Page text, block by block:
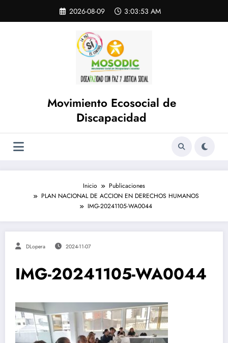
contenido
2026-08-09 3:03:53 AM
Movimiento Ecosocial de
Discapacidad
Inicio
Publicaciones
PLAN NACIONAL DE ACCION EN DERECHOS HUMANOS
IMG-20241105-WA0044
DLopera 2024-11-07
IMG-20241105-WA0044